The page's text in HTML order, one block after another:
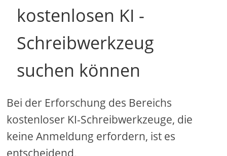
kostenlosen KI -
Schreibwerkzeug
suchen können
Bei der Erforschung des Bereichs
kostenloser KI-Schreibwerkzeuge, die
keine Anmeldung erfordern, ist es
entscheidend,